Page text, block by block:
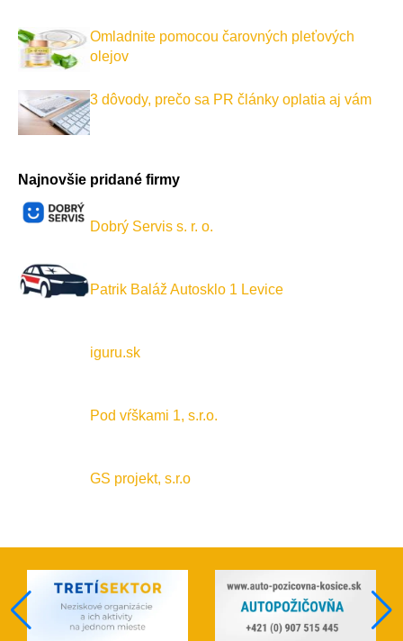
Omladnite pomocou čarovných pleťových
olejov
3 dôvody, prečo sa PR články oplatia aj vám
Najnovšie pridané firmy
Dobrý Servis s. r. o.
Patrik Baláž Autosklo 1 Levice
iguru.sk
Pod vŕškami 1, s.r.o.
GS projekt, s.r.o